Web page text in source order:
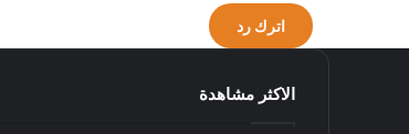
اترك رد
الاكثر مشاهدة